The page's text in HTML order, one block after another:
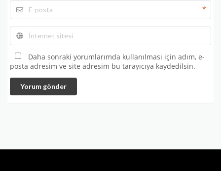
*
Daha sonraki yorumlarımda kullanılması için adım, e-
posta adresim ve site adresim bu tarayıcıya kaydedilsin.
Yorum gönder